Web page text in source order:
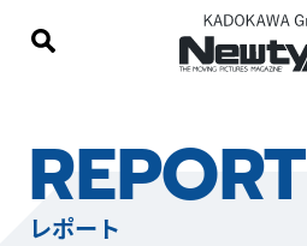
REPORT
レポート